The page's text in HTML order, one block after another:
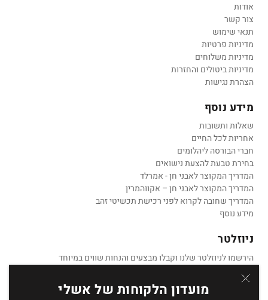
מועדון הלקוחות של אשלי
אודות
צור קשר
תנאי שימוש
מדיניות פרטיות
מדיניות משלוחים
מדיניות ביטולים והחזרות
הצהרת נגישות
מידע נוסף
שאלות ותשובות
אחריות לכל החיים
חברי הבורסה ליהלומים
בחירת טבעת להצעת נישואים
המדריך המקוצר לאבני חן - אמרלד
המדריך המקוצר לאבני חן – אקווהמרין
המדריך שחובה לקרוא לפני רכישת תכשיטי זהב
מידע נוסף
ניוזלטר
הירשמו לניוזלטר שלנו וקבלו מבצעים והנחות שווים במיוחד